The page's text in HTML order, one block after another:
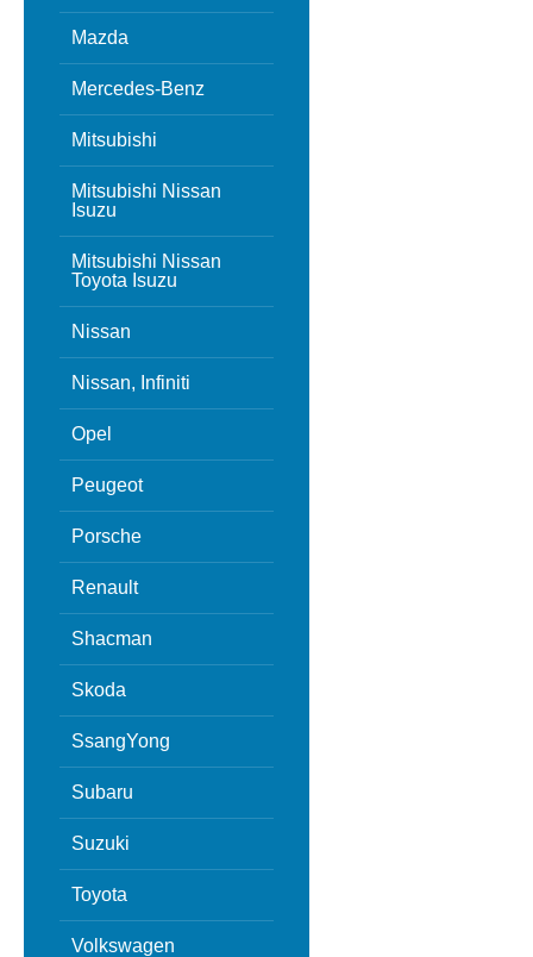
Mazda
Mercedes-Benz
Mitsubishi
Mitsubishi Nissan
Isuzu
Mitsubishi Nissan
Toyota Isuzu
Nissan
Nissan, Infiniti
Opel
Peugeot
Porsche
Renault
Shacman
Skoda
SsangYong
Subaru
Suzuki
Toyota
Volkswagen